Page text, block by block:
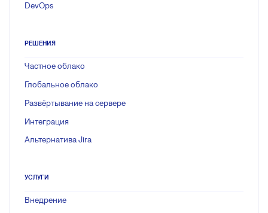
DevOps
РЕШЕНИЯ
Частное облако
Глобальное облако
Развёртывание на сервере
Интеграция
Альтернатива Jira
УСЛУГИ
Внедрение